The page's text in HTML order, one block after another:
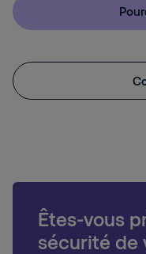
Êtes-vous
sécurité de